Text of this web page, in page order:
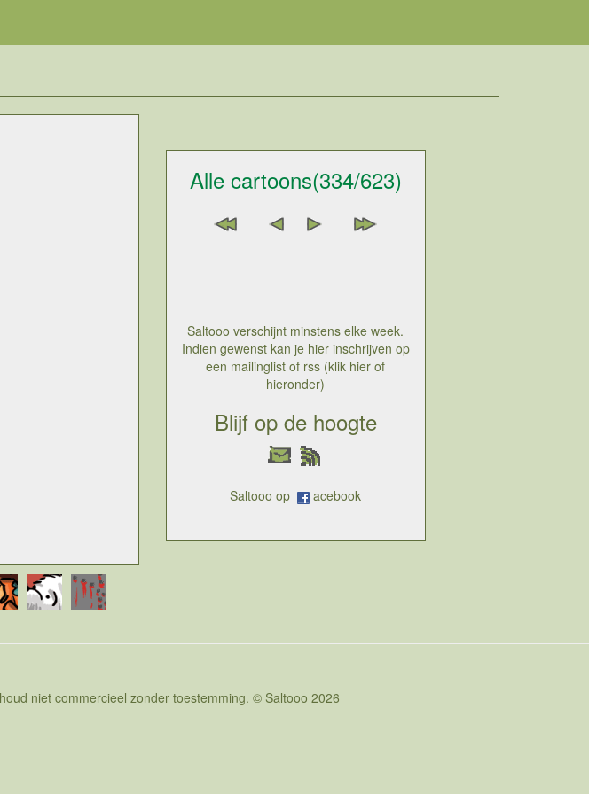
de ondertussen
de toenmalige
camping. Het was
de premier. Maar
Als liefhebber van
bondskanselier
wat grondiger leerde
redelijk naief om
Alle cartoons(334/623)
Saltooo verschijnt minstens elke week.
Indien gewenst kan je hier inschrijven op
een mailinglist of rss (klik hier of
hieronder)
Blijf op de hoogte
Saltooo op acebook
niet commercieel zonder toestemming. © Saltooo 2026